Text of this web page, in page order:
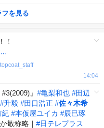
を見る
！
topcoat_staff
14:04
#3(2009)』 #亀梨和也 #田辺
#升毅 #田口浩正 #佐々木希
紀 #本仮屋ユイカ #辰巳琢
敬称略｜ #日テレプラス